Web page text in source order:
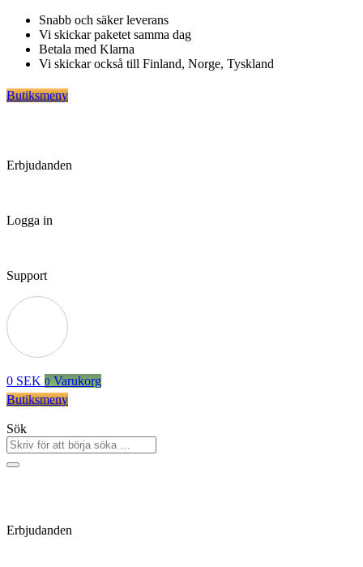
Hoppa
innehåll
Snabb och säker leverans
Vi skickar paketet samma dag
Betala med Klarna
Vi skickar också till Finland, Norge, Tyskland
Butiksmeny
Erbjudanden
Logga in
Support
0 SEK 0 Varukorg
Butiksmeny
Sök
Erbjudanden